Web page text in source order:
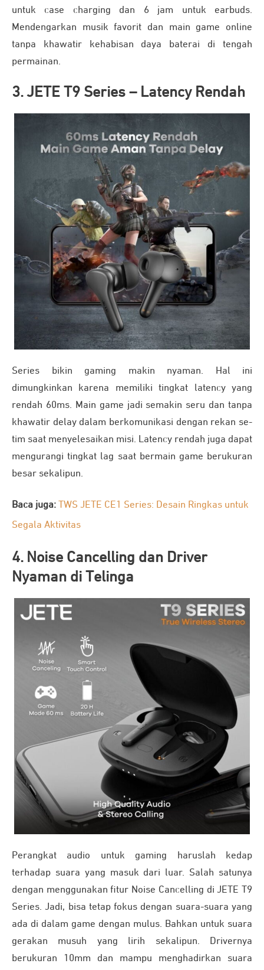
untuk case charging dan 6 jam untuk earbuds.
Mendengarkan musik favorit dan main game online
tanpa khawatir kehabisan daya baterai di tengah
permainan.
3. JETE T9 Series – Latency Rendah
Series bikin gaming makin nyaman. Hal ini
dimungkinkan karena memiliki tingkat latency yang
rendah 60ms. Main game jadi semakin seru dan tanpa
khawatir delay dalam berkomunikasi dengan rekan se-
tim saat menyelesaikan misi. Latency rendah juga dapat
mengurangi tingkat lag saat bermain game berukuran
besar sekalipun.
Baca juga:
TWS JETE CE1 Series: Desain Ringkas untuk
Segala Aktivitas
4. Noise Cancelling dan Driver
Nyaman di Telinga
Perangkat audio untuk gaming haruslah kedap
terhadap suara yang masuk dari luar. Salah satunya
dengan menggunakan fitur Noise Cancelling di JETE T9
Series. Jadi, bisa tetap fokus dengan suara-suara yang
ada di dalam game dengan mulus. Bahkan untuk suara
gerakan musuh yang lirih sekalipun. Drivernya
berukuran 10mm dan mampu menghadirkan suara